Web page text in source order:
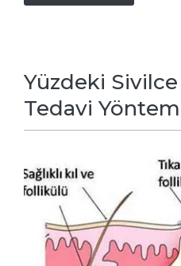
Yüzdeki
Tedavi
SAĞLIK